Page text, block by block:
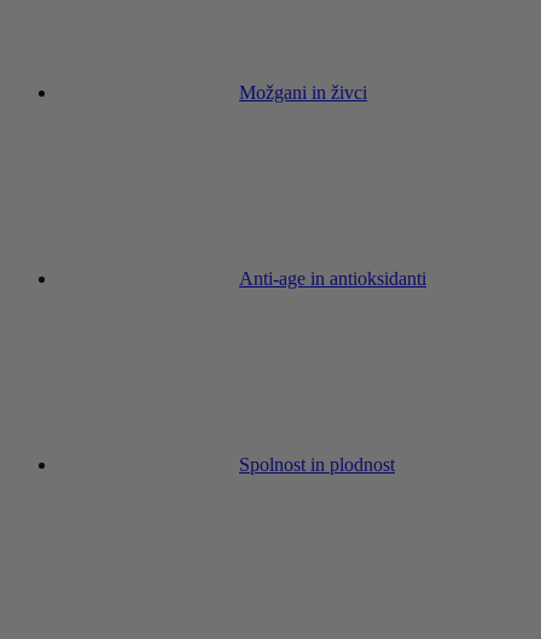
Možgani in živci
Anti-age in antioksidanti
Spolnost in plodnost